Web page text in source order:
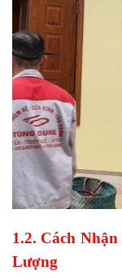
1.2. Cách
Lượng